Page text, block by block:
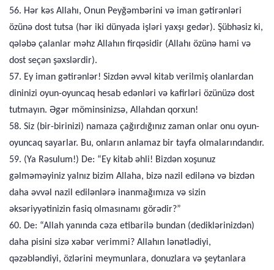
56. Hər kəs Allahı, Onun Peyğəmbərini və iman gətirənləri
özünə dost tutsa (hər iki dünyada işləri yaxşı gedər). Şübhəsiz ki,
qələbə çalanlar məhz Allahın firqəsidir (Allahı özünə hami və
dost seçən şəxslərdir).
57. Ey iman gətirənlər! Sizdən əvvəl kitab verilmiş olanlardan
dininizi oyun-oyuncaq hesab edənləri və kafirləri özünüzə dost
tutmayın. Əgər möminsinizsə, Allahdan qorxun!
58. Siz (bir-birinizi) namaza çağırdığınız zaman onlar onu oyun-
oyuncaq sayarlar. Bu, onların anlamaz bir tayfa olmalarındandır.
59. (Ya Rəsulum!) De: “Ey kitab əhli! Bizdən xoşunuz
gəlməməyiniz yalnız bizim Allaha, bizə nazil edilənə və bizdən
daha əvvəl nazil edilənlərə inanmağımıza və sizin
əksəriyyətinizin fasiq olmasınamı görədir?”
60. De: “Allah yanında cəza etibarilə bundan (dediklərinizdən)
daha pisini sizə xəbər verimmi? Allahın lənətlədiyi,
qəzəbləndiyi, özlərini meymunlara, donuzlara və şeytanlara